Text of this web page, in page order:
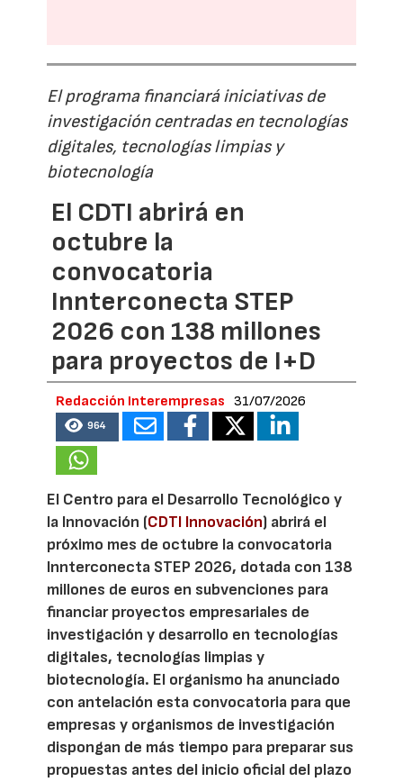
El programa financiará iniciativas de
investigación centradas en tecnologías
digitales, tecnologías limpias y
biotecnología
El CDTI abrirá en
octubre la
convocatoria
Innterconecta STEP
2026 con 138 millones
para proyectos de I+D
Redacción Interempresas 31/07/2026
964
El Centro para el Desarrollo Tecnológico y
la Innovación (CDTI Innovación) abrirá el
próximo mes de octubre la convocatoria
Innterconecta STEP 2026, dotada con 138
millones de euros en subvenciones para
financiar proyectos empresariales de
investigación y desarrollo en tecnologías
digitales, tecnologías limpias y
biotecnología. El organismo ha anunciado
con antelación esta convocatoria para que
empresas y organismos de investigación
dispongan de más tiempo para preparar sus
propuestas antes del inicio oficial del plazo